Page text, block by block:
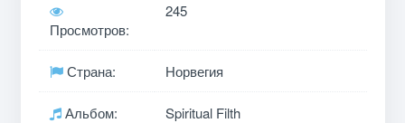
Просмотров:
245
Страна: Норвегия
Альбом: Spiritual Filth